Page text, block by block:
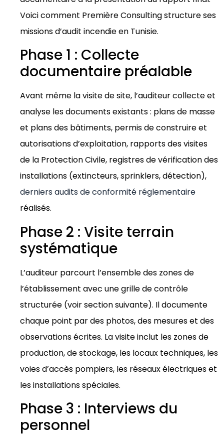
Voici comment Première Consulting structure ses
missions d’audit incendie en Tunisie.
Phase 1 : Collecte
documentaire préalable
Avant même la visite de site, l’auditeur collecte et
analyse les documents existants : plans de masse
et plans des bâtiments, permis de construire et
autorisations d’exploitation, rapports des visites
de la Protection Civile, registres de vérification des
installations (extincteurs, sprinklers, détection),
derniers audits de conformité réglementaire
réalisés.
Phase 2 : Visite terrain
systématique
L’auditeur parcourt l’ensemble des zones de
l’établissement avec une grille de contrôle
structurée (voir section suivante). Il documente
chaque point par des photos, des mesures et des
observations écrites. La visite inclut les zones de
production, de stockage, les locaux techniques, les
voies d’accès pompiers, les réseaux électriques et
les installations spéciales.
Phase 3 : Interviews du
personnel